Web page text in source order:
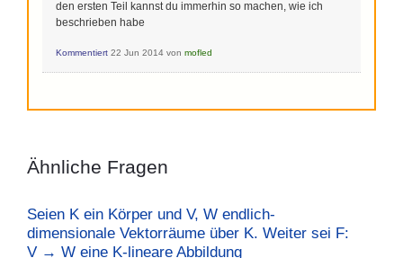
den ersten Teil kannst du immerhin so machen, wie ich
beschrieben habe
Kommentiert 22 Jun 2014 von mofled
Ähnliche Fragen
Seien K ein Körper und V, W endlich-
dimensionale Vektorräume über K. Weiter sei F:
V → W eine K-lineare Abbildung